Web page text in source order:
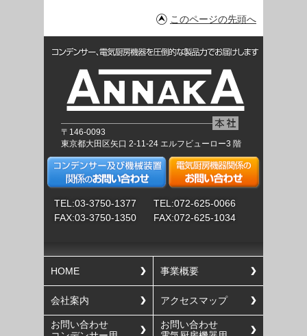
このページの先頭へ
〒146-0093
東京都大田区矢口 2-11-24 エルフビューロー3 階
TEL:03-3750-1377
TEL:072-625-0066
FAX:03-3750-1350
FAX:072-625-1034
HOME 事業概要
会社案内 アクセスマップ
お問い合わせ
お問い合わせ